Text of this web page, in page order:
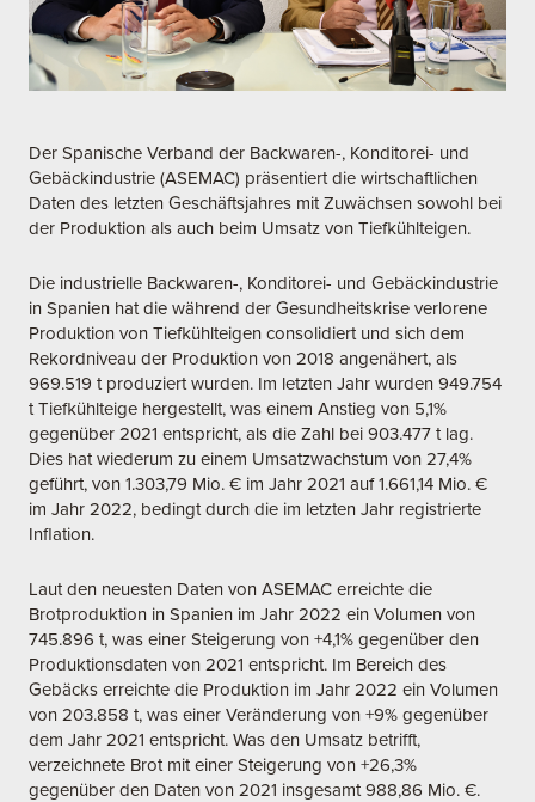
Der Spanische Verband der Backwaren-, Konditorei- und
Gebäckindustrie (ASEMAC) präsentiert die wirtschaftlichen
Daten des letzten Geschäftsjahres mit Zuwächsen sowohl bei
der Produktion als auch beim Umsatz von Tiefkühlteigen.
Die industrielle Backwaren-, Konditorei- und Gebäckindustrie
in Spanien hat die während der Gesundheitskrise verlorene
Produktion von Tiefkühlteigen consolidiert und sich dem
Rekordniveau der Produktion von 2018 angenähert, als
969.519 t produziert wurden. Im letzten Jahr wurden 949.754
t Tiefkühlteige hergestellt, was einem Anstieg von 5,1%
gegenüber 2021 entspricht, als die Zahl bei 903.477 t lag.
Dies hat wiederum zu einem Umsatzwachstum von 27,4%
geführt, von 1.303,79 Mio. € im Jahr 2021 auf 1.661,14 Mio. €
im Jahr 2022, bedingt durch die im letzten Jahr registrierte
Inflation.
Laut den neuesten Daten von ASEMAC erreichte die
Brotproduktion in Spanien im Jahr 2022 ein Volumen von
745.896 t, was einer Steigerung von +4,1% gegenüber den
Produktionsdaten von 2021 entspricht. Im Bereich des
Gebäcks erreichte die Produktion im Jahr 2022 ein Volumen
von 203.858 t, was einer Veränderung von +9% gegenüber
dem Jahr 2021 entspricht. Was den Umsatz betrifft,
verzeichnete Brot mit einer Steigerung von +26,3%
gegenüber den Daten von 2021 insgesamt 988,86 Mio. €.